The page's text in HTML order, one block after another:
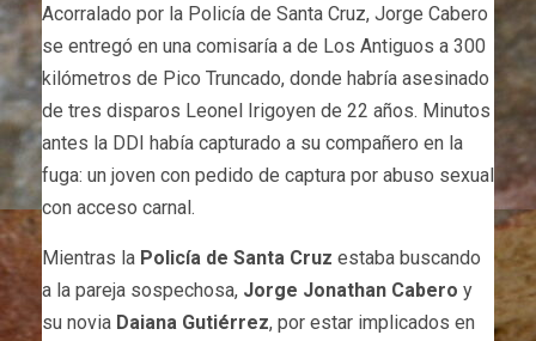
Acorralado por la Policía de Santa Cruz, Jorge Cabero
se entregó en una comisaría a de Los Antiguos a 300
kilómetros de Pico Truncado, donde habría asesinado
de tres disparos Leonel Irigoyen de 22 años. Minutos
antes la DDI había capturado a su compañero en la
fuga: un joven con pedido de captura por abuso sexual
con acceso carnal.
Mientras la Policía de Santa Cruz estaba buscando
a la pareja sospechosa, Jorge Jonathan Cabero y
su novia Daiana Gutiérrez, por estar implicados en